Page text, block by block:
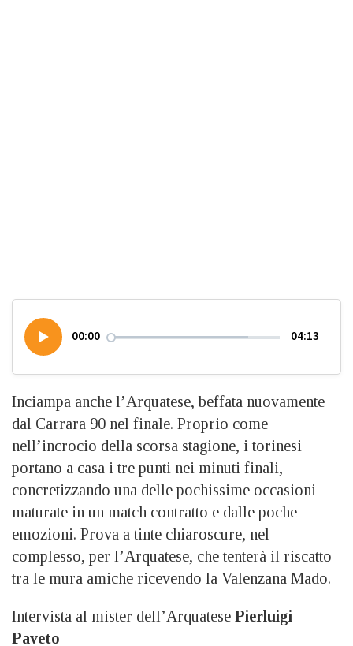
00:00 04:13
Inciampa anche l’Arquatese, beffata nuovamente
dal Carrara 90 nel finale. Proprio come
nell’incrocio della scorsa stagione, i torinesi
portano a casa i tre punti nei minuti finali,
concretizzando una delle pochissime occasioni
maturate in un match contratto e dalle poche
emozioni. Prova a tinte chiaroscure, nel
complesso, per l’Arquatese, che tenterà il riscatto
tra le mura amiche ricevendo la Valenzana Mado.
Intervista al mister dell’Arquatese Pierluigi
Paveto